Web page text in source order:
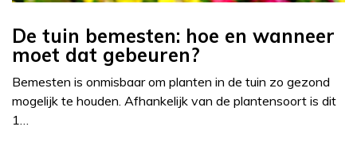
De tuin bemesten: hoe en wanneer
moet dat gebeuren?
Bemesten is onmisbaar om planten in de tuin zo gezond
mogelijk te houden. Afhankelijk van de plantensoort is dit
1…